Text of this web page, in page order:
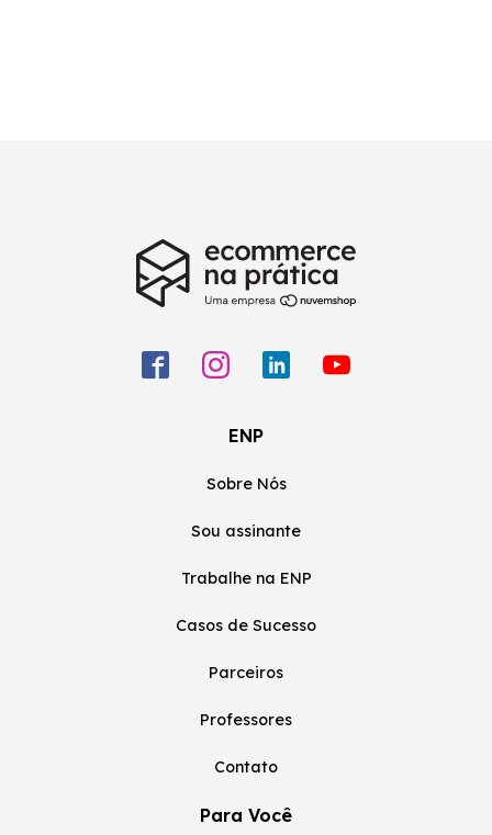
ENP
Sobre Nós
Sou assinante
Trabalhe na ENP
Casos de Sucesso
Parceiros
Professores
Contato
Para Você